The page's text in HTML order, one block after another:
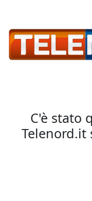
C'è stato
Telenord.it